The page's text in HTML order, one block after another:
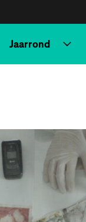
Jaarrond